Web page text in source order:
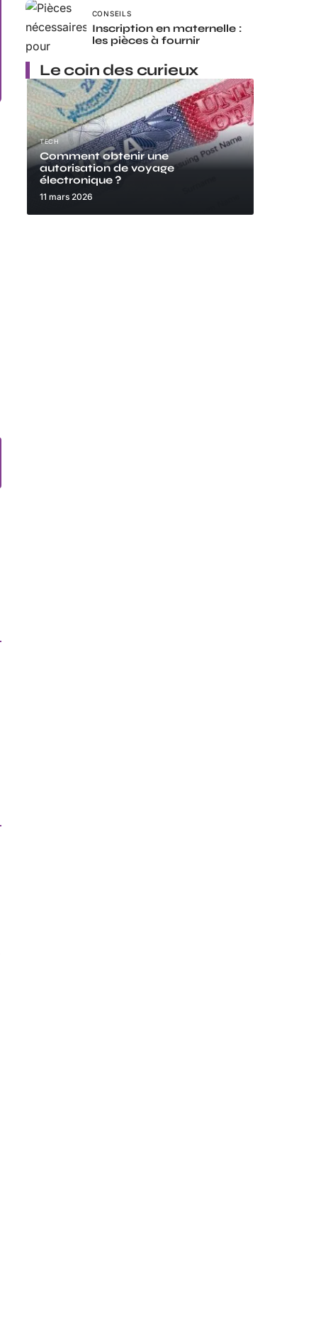
CONSEILS
Inscription en maternelle :
les pièces à fournir
Le coin des curieux
TECH
Comment obtenir une
autorisation de voyage
électronique ?
11 mars 2026